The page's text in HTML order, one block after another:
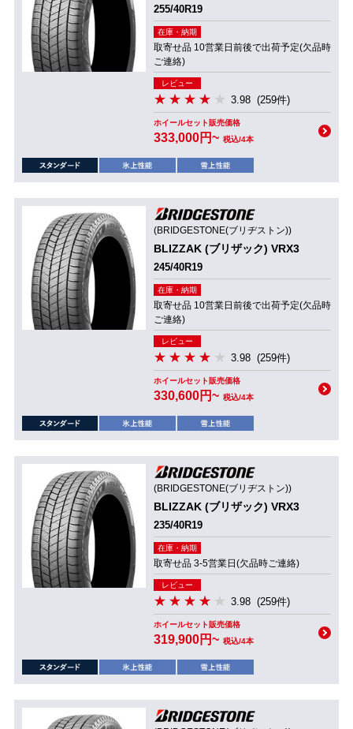
255/40R19
在庫・納期
取寄せ品 10営業日前後で出荷予定(欠品時
ご連絡)
レビュー
3.98 (259件)
ホイールセット販売価格
333,000円~ 税込/4本
(BRIDGESTONE(ブリヂストン))
BLIZZAK (ブリザック) VRX3
245/40R19
在庫・納期
取寄せ品 10営業日前後で出荷予定(欠品時
ご連絡)
レビュー
3.98 (259件)
ホイールセット販売価格
330,600円~ 税込/4本
(BRIDGESTONE(ブリヂストン))
BLIZZAK (ブリザック) VRX3
235/40R19
在庫・納期
取寄せ品 3-5営業日(欠品時ご連絡)
レビュー
3.98 (259件)
ホイールセット販売価格
319,900円~ 税込/4本